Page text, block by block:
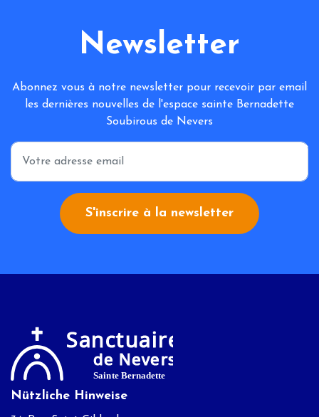
Newsletter
Abonnez vous à notre newsletter pour recevoir par email
les dernières nouvelles de l'espace sainte Bernadette
Soubirous de Nevers
*
S'inscrire à la newsletter
Nützliche Hinweise